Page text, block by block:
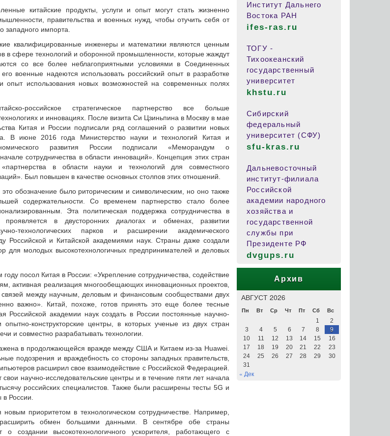
китайские продукты, услуги и опыт могут стать жизненно
правительства и военных нужд, чтобы отучить себя от
западного импорта.
квалифицированные инженеры и математики являются ценным
в сфере технологий и оборонной промышленности, которые жаждут
со все более неблагоприятными условиями в Соединенных
военные надеются использовать российский опыт в разработке
опыт использования новых возможностей на современных полях
российское стратегическое партнерство все больше
и инновациях. После визита Си Цзиньпина в Москву в мае
Китая и России подписали ряд соглашений о развитии новых
В июне 2016 года Министерство науки и технологий Китая и
развития России подписали «Меморандум о
сотрудничества в области инноваций». Концепция этих стран
в области науки и технологий для совместного
Был повышен в качестве основных столпов этих отношений.
это обозначение было риторическим и символическим, но оно также
содержательности. Со временем партнерство стало более
Эта политическая поддержка сотрудничества в
проявляется в двусторонних диалогах и обменах, развитии
технологических парков и расширении академического
Российской и Китайской академиями наук. Страны даже создали
для молодых высокотехнологичных предпринимателей и деловых
году посол Китая в России: «Укрепление сотрудничества, содействие
активная реализация многообещающих инновационных проектов,
между научным, деловым и финансовым сообществами двух
важно». Китай, похоже, готов принять это еще более тесные
Российской академии наук создать в России постоянные научно-
опытно-конструкторские центры, в которых ученые из двух стран
и совместно разрабатывать технологии.
в продолжающейся вражде между США и Китаем из-за Huawei.
подозрения и враждебность со стороны западных правительств,
расширил свое взаимодействие с Российской Федерацией.
научно-исследовательские центры и в течение пяти лет начала
российских специалистов. Также были расширены тесты 5G и
России.
новым приоритетом в технологическом сотрудничестве. Например,
обмен большими данными. В сентябре обе страны
о создании высокотехнологичного ускорителя, работающего с
Институт Дальнего
Востока РАН
ifes-ras.ru
ТОГУ -
Тихоокеанский
государственный
университет
khstu.ru
Сибирский
федеральный
университет (СФУ)
sfu-kras.ru
Дальневосточный
институт-филиала
Российской
академии народного
хозяйства и
государственной
службы при
Президенте РФ
dvgups.ru
Архив
АВГУСТ 2026
Пн Вт Ср Чт Пт Сб Вс
1
2
3
4 5 6 7 8
9
10
11 12 13 14 15
16
17
18 19 20 21 22
23
24
25 26 27 28 29
30
31
« Дек